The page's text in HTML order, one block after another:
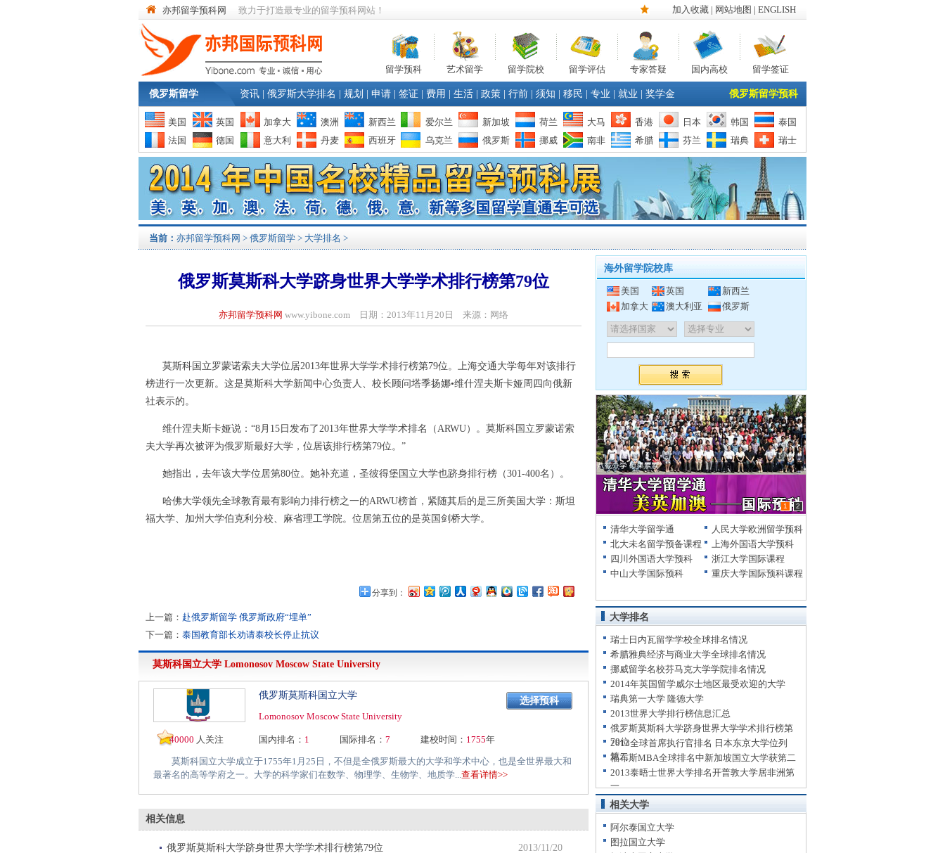
亦邦留学预科网 致力于打造最专业的留学预科网站！ 加入收藏 | 网站地图 | ENGLISH
留学预科 艺术留学 留学院校 留学评估 专家答疑 国内高校 留学签证
俄罗斯留学 资讯 俄罗斯大学排名 规划 申请 签证 费用 生活 政策 行前 须知 移民 专业 就业 奖学金 俄罗斯留学预科
美国 英国 加拿大 澳洲 新西兰 爱尔兰 新加坡 荷兰 大马 香港 日本 韩国
泰国
法国
德国 意大利 丹麦 西班牙 乌克兰 俄罗斯 挪威 南非 希腊 芬兰 瑞典 瑞士
当前： 亦邦留学预科网 > 俄罗斯留学 > 大学排名 >
俄罗斯莫斯科大学跻身世界大学学术排行榜第79位
亦邦留学预科网 www.yibone.com 日期：2013年11月20日 来源：网络
莫斯科国立罗蒙诺索夫大学位居2013年世界大学学术排行榜第79位。上海交通大学每年对该排行
榜进行一次更新。这是莫斯科大学新闻中心负责人、校长顾问塔季扬娜•维什涅夫斯卡娅周四向俄新
社表示的。
维什涅夫斯卡娅说：“8月15日发布了2013年世界大学学术排名（ARWU）。莫斯科国立罗蒙诺索
夫大学再次被评为俄罗斯最好大学，位居该排行榜第79位。”
她指出，去年该大学位居第80位。她补充道，圣彼得堡国立大学也跻身排行榜（301-400名）。
哈佛大学领先全球教育最有影响力排行榜之一的ARWU榜首，紧随其后的是三所美国大学：斯坦
福大学、加州大学伯克利分校、麻省理工学院。位居第五位的是英国剑桥大学。
分享到：
上一篇： 赴俄罗斯留学 俄罗斯政府“埋单”
下一篇： 泰国教育部长劝请泰校长停止抗议
莫斯科国立大学 Lomonosov Moscow State University
俄罗斯莫斯科国立大学
选择预科
Lomonosov Moscow State University
40000 人关注 国内排名： 1 国际排名： 7 建校时间： 1755年
莫斯科国立大学成立于1755年1月25日，不但是全俄罗斯最大的大学和学术中心，也是全世界最大和
最著名的高等学府之一。大学的科学家们在数学、物理学、生物学、地质学...查看详情>>
相关信息
2013/11/20
俄罗斯莫斯科大学跻身世界大学学术排行榜第79位
海外留学院校库
美国 英国
新西兰
加拿大
澳大利亚 俄罗斯
1 2
清华大学留学通
人民大学欧洲留学预科
北大未名留学预备课程
上海外国语大学预科
四川外国语大学预科
浙江大学国际课程
中山大学国际预科
重庆大学国际预科课程
大学排名
瑞士日内瓦留学学校全球排名情况
希腊雅典经济与商业大学全球排名情况
挪威留学名校芬马克大学学院排名情况
2014年英国留学威尔士地区最受欢迎的大学
瑞典第一大学 隆德大学
2013世界大学排行榜信息汇总
俄罗斯莫斯科大学跻身世界大学学术排行榜第
79位
2013全球首席执行官排名 日本东京大学位列
第二
福布斯MBA全球排名中新加坡国立大学获第二
2013泰晤士世界大学排名开普敦大学居非洲第
一
相关大学
阿尔泰国立大学
图拉国立大学